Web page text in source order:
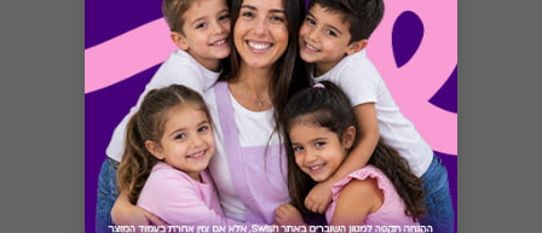
* מבוהר כי רשימת הספקים המכבדות את הגיפט
קארד עשויה להשתנות מעת לעת.
* במקרה של ירידת ספק מגיפט עם ספק יחיד,
באפשרות הלקוח לפנות לחברה ולבקש כרטיס חלופי
ממגוון כרטיסי החברה או לבקש החזר כספי בגין